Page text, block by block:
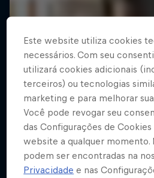
Este website utiliza cookies
necessários. Com seu
utilizará cookies adicionais
terceiros) ou tecnologias
marketing e para melhorar
Você pode revogar seu
das Configurações de
website a qualquer momento.
podem ser encontradas na
Privacidade e nas